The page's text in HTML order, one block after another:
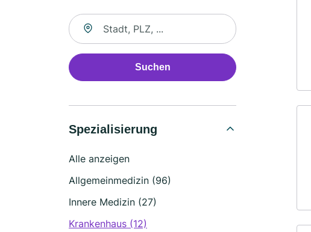
Suche nach Ort
Suchen
Spezialisierung
Alle anzeigen
Allgemeinmedizin (96)
Innere Medizin (27)
Krankenhaus (12)